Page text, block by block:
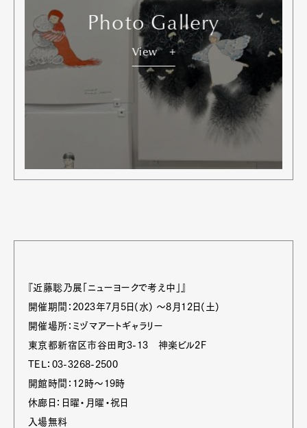
Photo Gallery
View
『近藤聡乃展「ニューヨークで考え中」』
開催期間：2023年7月5日(水) 〜8月12日(土)
開催場所：ミヅマアートギャラリー
東京都新宿区市谷田町3-13 神楽ビル2F
TEL：03-3268-2500
開館時間：12時～19時
休廊日：日曜・月曜・祝日
入場無料